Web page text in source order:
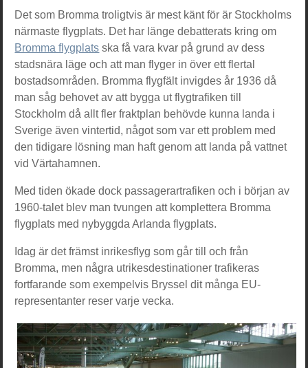
Det som Bromma troligtvis är mest känt för är Stockholms
närmaste flygplats. Det har länge debatterats kring om
Bromma flygplats ska få vara kvar på grund av dess
stadsnära läge och att man flyger in över ett flertal
bostadsområden. Bromma flygfält invigdes år 1936 då
man såg behovet av att bygga ut flygtrafiken till
Stockholm då allt fler fraktplan behövde kunna landa i
Sverige även vintertid, något som var ett problem med
den tidigare lösning man haft genom att landa på vattnet
vid Värtahamnen.
Med tiden ökade dock passagerartrafiken och i början av
1960-talet blev man tvungen att komplettera Bromma
flygplats med nybyggda Arlanda flygplats.
Idag är det främst inrikesflyg som går till och från
Bromma, men några utrikesdestinationer trafikeras
fortfarande som exempelvis Bryssel dit många EU-
representanter reser varje vecka.